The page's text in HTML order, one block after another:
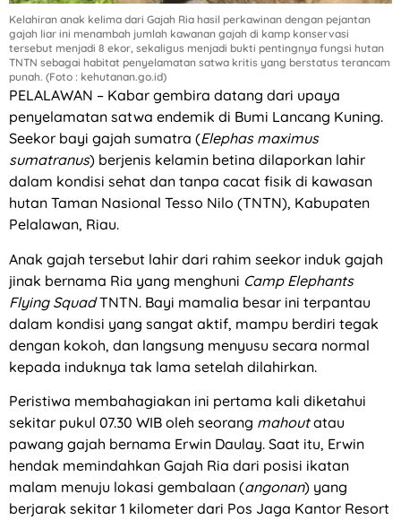
Kelahiran anak kelima dari Gajah Ria hasil perkawinan dengan pejantan
gajah liar ini menambah jumlah kawanan gajah di kamp konservasi
tersebut menjadi 8 ekor, sekaligus menjadi bukti pentingnya fungsi hutan
TNTN sebagai habitat penyelamatan satwa kritis yang berstatus terancam
punah. (Foto : kehutanan.go.id)
PELALAWAN – Kabar gembira datang dari upaya
penyelamatan satwa endemik di Bumi Lancang Kuning.
Seekor bayi gajah sumatra (Elephas maximus
sumatranus) berjenis kelamin betina dilaporkan lahir
dalam kondisi sehat dan tanpa cacat fisik di kawasan
hutan Taman Nasional Tesso Nilo (TNTN), Kabupaten
Pelalawan, Riau.
Anak gajah tersebut lahir dari rahim seekor induk gajah
jinak bernama Ria yang menghuni Camp Elephants
Flying SquadTNTN. Bayi mamalia besar ini terpantau
dalam kondisi yang sangat aktif, mampu berdiri tegak
dengan kokoh, dan langsung menyusu secara normal
kepada induknya tak lama setelah dilahirkan.
Peristiwa membahagiakan ini pertama kali diketahui
sekitar pukul 07.30 WIB oleh seorang mahoutatau
pawang gajah bernama Erwin Daulay. Saat itu, Erwin
hendak memindahkan Gajah Ria dari posisi ikatan
malam menuju lokasi gembalaan (angonan) yang
berjarak sekitar 1 kilometer dari Pos Jaga Kantor Resort